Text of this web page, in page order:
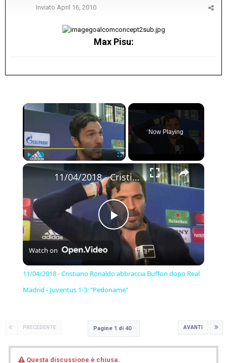
Inviato April 16, 2010
Max Pisu:
×
Play
Now Playing
×
Play
Video
11/04/2018 - Cristiano Ronaldo abbraccia Buffon dopo Real Madrid - Juventus 1-3: "Pedoname"
Watch on
11/04/2018 - Cristiano Ronaldo abbraccia Buffon dopo Real
Madrid - Juventus 1-3: "Pedoname"
PRECEDENTE AVANTI
Pagine 1 di 40
Questa discussione è chiusa.